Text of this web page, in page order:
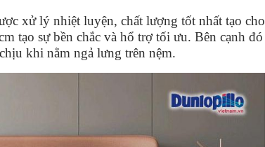
xử lý nhiệt luyện, chất lượng tốt nhất tạo cho
tạo sự bền chắc và hổ trợ tối ưu. Bên cạnh đó
khi nằm ngả lưng trên nệm.